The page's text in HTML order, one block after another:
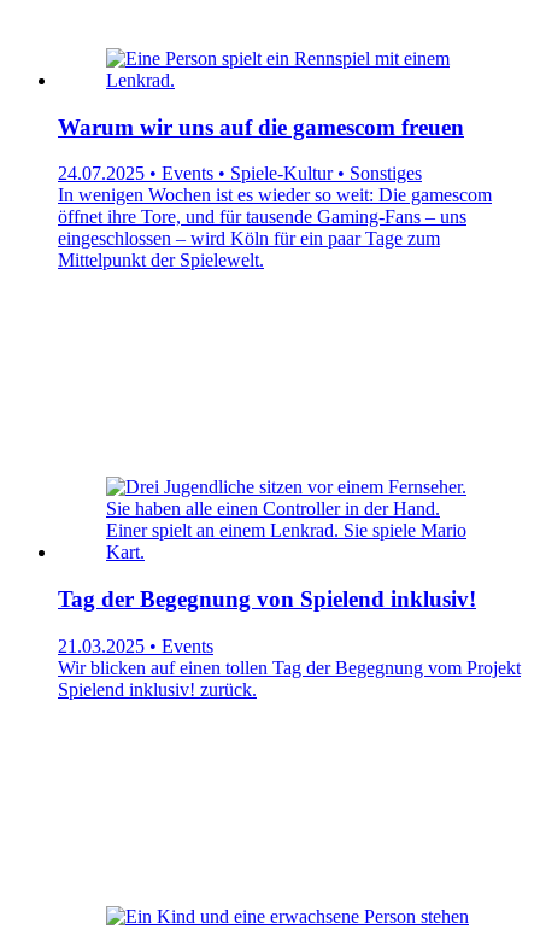
Warum wir uns auf die gamescom freuen
24.07.2025 • Events • Spiele-Kultur • Sonstiges
In wenigen Wochen ist es wieder so weit: Die gamescom
öffnet ihre Tore, und für tausende Gaming-Fans – uns
eingeschlossen – wird Köln für ein paar Tage zum
Mittelpunkt der Spielewelt.
Tag der Begegnung von Spielend inklusiv!
21.03.2025 • Events
Wir blicken auf einen tollen Tag der Begegnung vom Projekt
Spielend inklusiv! zurück.